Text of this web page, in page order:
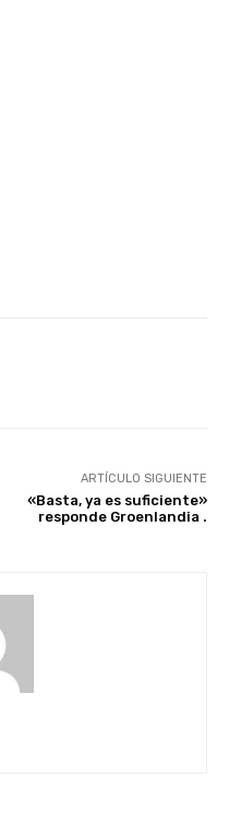
ARTÍCULO SIGUIENTE
«Basta, ya es suficiente»
responde Groenlandia .